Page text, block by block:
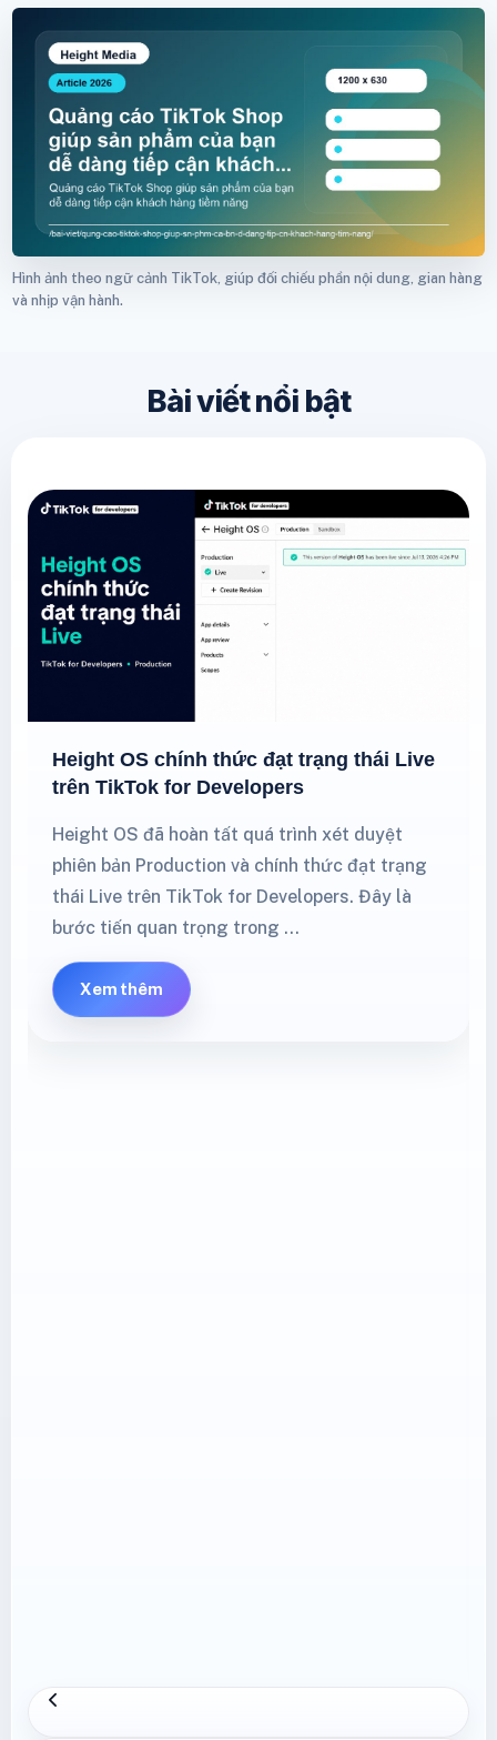
Hình ảnh theo ngữ cảnh TikTok, giúp đối chiếu phần nội dung, gian hàng
và nhịp vận hành.
Bài viết nổi bật
Height OS chính thức đạt trạng thái Live
trên TikTok for Developers
Height OS đã hoàn tất quá trình xét duyệt
phiên bản Production và chính thức đạt trạng
thái Live trên TikTok for Developers. Đây là
bước tiến quan trọng trong …
Xem thêm